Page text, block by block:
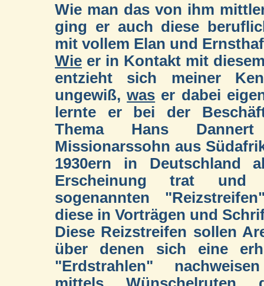
Wie man das von ihm
ging er auch diese
mit vollem Elan und
Wie er in Kontakt mit
entzieht sich meiner
ungewiß,was er dabei
lernte er bei der
Thema Hans
Missionarssohn aus
1930ern in Deutschland
Erscheinung trat
sogenannten
diese in Vorträgen und
Diese Reizstreifen sollen
über denen sich eine
"Erdstrahlen"